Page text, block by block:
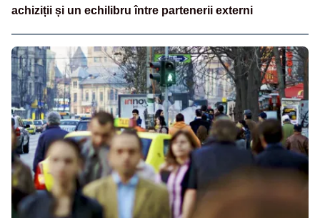
achiziții și un echilibru între partenerii externi